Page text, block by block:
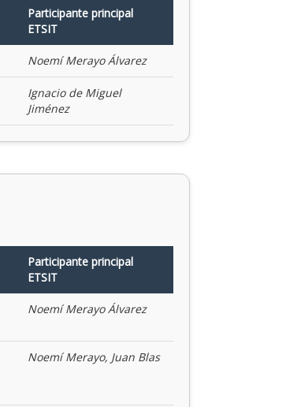
Participante principal
ETSIT
Noemí Merayo Álvarez
Ignacio de Miguel
Jiménez
Participante principal
ETSIT
Noemí Merayo Álvarez
Noemí Merayo, Juan Blas